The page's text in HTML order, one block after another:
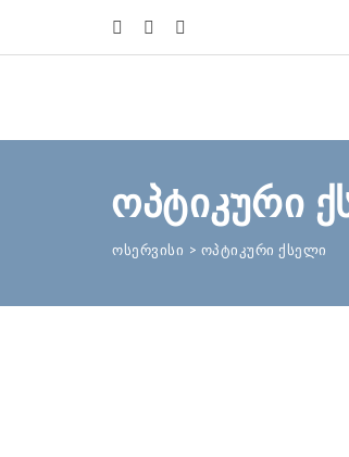
ოპტიკური
ოსერვისი > ოპტიკური ქსელი